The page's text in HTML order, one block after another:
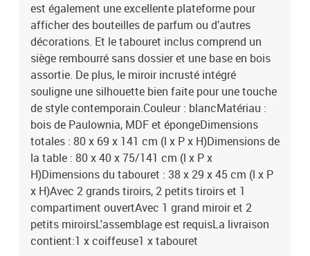
est également une excellente plateforme pour
afficher des bouteilles de parfum ou d’autres
décorations. Et le tabouret inclus comprend un
siège rembourré sans dossier et une base en bois
assortie. De plus, le miroir incrusté intégré
souligne une silhouette bien faite pour une touche
de style contemporain.Couleur : blancMatériau :
bois de Paulownia, MDF et épongeDimensions
totales : 80 x 69 x 141 cm (l x P x H)Dimensions de
la table : 80 x 40 x 75/141 cm (l x P x
H)Dimensions du tabouret : 38 x 29 x 45 cm (l x P
x H)Avec 2 grands tiroirs, 2 petits tiroirs et 1
compartiment ouvertAvec 1 grand miroir et 2
petits miroirsL'assemblage est requisLa livraison
contient:1 x coiffeuse1 x tabouret